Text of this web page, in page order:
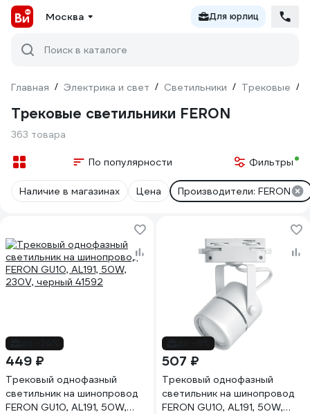
Москва Для юрлиц
Поиск в каталоге
Главная / Электрика и свет / Светильники / Трековые /
Трековые светильники FERON
363 товара
По популярности Фильтры
Наличие в магазинах Цена Производители: FERON
449 ₽
Трековый однофазный
светильник на шинопровод
FERON GU10, AL191, 50W,
507 ₽
Трековый однофазный
светильник на шинопровод
FERON GU10, AL191, 50W,